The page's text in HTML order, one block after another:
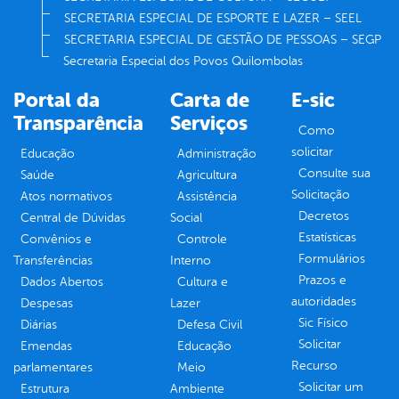
SECRETARIA ESPECIAL DE ESPORTE E LAZER – SEEL
SECRETARIA ESPECIAL DE GESTÃO DE PESSOAS – SEGP
Secretaria Especial dos Povos Quilombolas
Portal da
Transparência
Educação
Saúde
Atos normativos
Central de Dúvidas
Convênios e
Transferências
Dados Abertos
Despesas
Diárias
Emendas
parlamentares
Estrutura
Carta de
Serviços
Administração
Agricultura
Assistência
Social
Controle
Interno
Cultura e
Lazer
Defesa Civil
Educação
Meio
Ambiente
E-sic
Como
solicitar
Consulte sua
Solicitação
Decretos
Estatísticas
Formulários
Prazos e
autoridades
Sic Físico
Solicitar
Recurso
Solicitar um